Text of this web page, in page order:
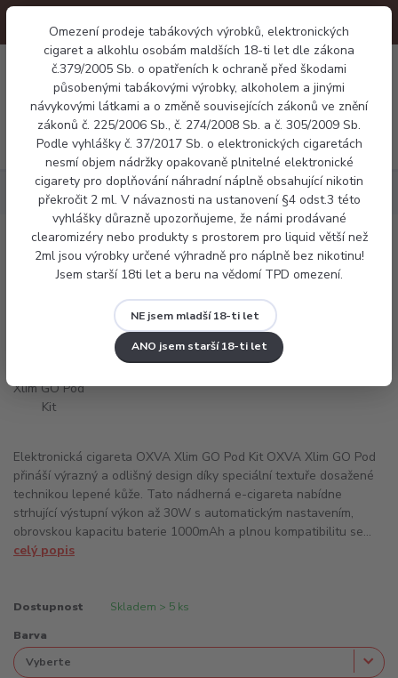
Omezení prodeje tabákových výrobků, elektronických
cigaret a alkohlu osobám maldších 18-ti let dle zákona
č.379/2005 Sb. o opatřeních k ochraně před škodami
působenými tabákovými výrobky, alkoholem a jinými
návykovými látkami a o změně souvisejících zákonů ve znění
zákonů č. 225/2006 Sb., č. 274/2008 Sb. a č. 305/2009 Sb.
Podle vyhlášky č. 37/2017 Sb. o elektronických cigaretách
nesmí objem nádržky opakovaně plnitelné elektronické
cigarety pro doplňování náhradní náplně obsahující nikotin
překročit 2 ml. V návaznosti na ustanovení §4 odst.3 této
vyhlášky důrazně upozorňujeme, že námi prodávané
clearomizéry nebo produkty s prostorem pro liquid větší než
2ml jsou výrobky určené výhradně pro náplně bez nikotinu!
Jsem starší 18ti let a beru na vědomí TPD omezení.
NE jsem mladší 18-ti let
ANO jsem starší 18-ti let
Menu
0 Kč
Elektronické cigarety Pod systémy OXVA Xlim GO Pod Kit
OXVA Xlim GO Pod Kit
Elektronická cigareta OXVA Xlim GO Pod Kit OXVA Xlim GO Pod
přináší výrazný a odlišný design díky speciální textuře dosažené
technikou lepené kůže. Tato nádherná e-cigareta nabídne
strhující výstupní výkon až 30W s automatickým nastavením,
obrovskou kapacitu baterie 1000mAh a plnou kompatibilitu se...
celý popis
Dostupnost Skladem > 5 ks
Barva